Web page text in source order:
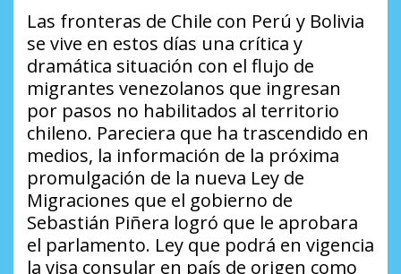
Las fronteras de Chile con Perú y Bolivia
se vive en estos días una crítica y
dramática situación con el flujo de
migrantes venezolanos que ingresan
por pasos no habilitados al territorio
chileno. Pareciera que ha trascendido en
medios, la información de la próxima
promulgación de la nueva Ley de
Migraciones que el gobierno de
Sebastián Piñera logró que le aprobara
el parlamento. Ley que podrá en vigencia
la visa consular en país de origen como